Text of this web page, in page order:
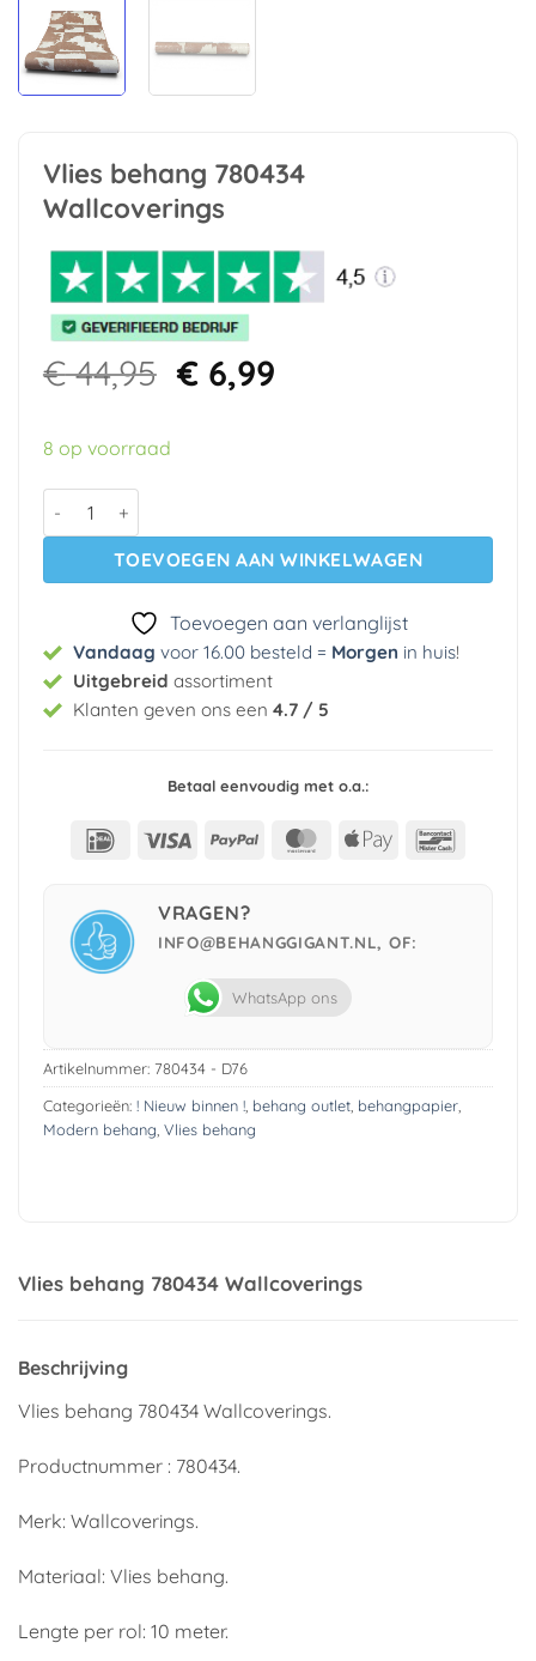
Vlies behang 780434
Wallcoverings
€44,95 Oorspronkelijke
prijs
€6,99Huidige
8 op voorraad
Vlies behang 780434 Wallcoverings aantal
TOEVOEGEN AAN WINKELWAGEN
Toevoegen aan verlanglijst
Vandaag voor 16.00 besteld = Morgen in huis!
Uitgebreid assortiment
Klanten geven ons een 4.7 / 5
Betaal eenvoudig met o.a.:
IDeal Visa PayPal MasterCard
Apple
VRAGEN?
INFO@BEHANGGIGANT.NL, OF:
WhatsApp ons
Artikelnummer: 780434 - D76
Categorieën: ! Nieuw binnen !, behang outlet, behangpapier,
Modern behang Vlies behang
Vlies behang 780434 Wallcoverings
Beschrijving
Vlies behang 780434 Wallcoverings.
Productnummer : 780434.
Merk: Wallcoverings.
Materiaal: Vlies behang.
Lengte per rol: 10 meter.